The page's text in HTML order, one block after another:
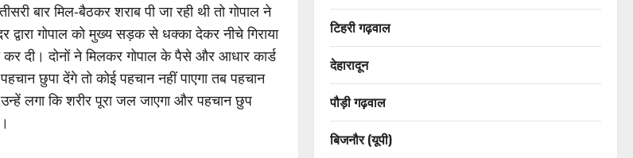
बार मिल-बैठकर शराब पी जा रही थी तो गोपाल ने
गोपाल को मुख्य सड़क से धक्का देकर नीचे गिराया
कर दी। दोनों ने मिलकर गोपाल के पैसे और आधार कार्ड
छुपा देंगे तो कोई पहचान नहीं पाएगा तब पहचान
लगा कि शरीर पूरा जल जाएगा और पहचान छुप
टिहरी गढ़वाल
देहारादून
पौड़ी गढ़वाल
बिजनौर (यूपी)